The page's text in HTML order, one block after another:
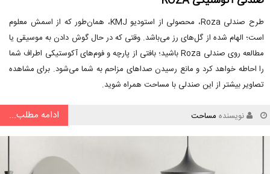
طرح صندلی Roza، محصولی از استودیو KMJ، همان‌طور که از اسمش معلوم
است؛ الهام شده از گل‌های رز می‌باشد. وقتی که در حال گوش دادن به موسیقی یا
مطالعه روی صندلی Roza باشید؛ بافتی از پارچه و فوم‌های آکوستیکی اطراف شما
را احاطه خواهد کرد و مانع رسیدن صداهای مزاحم به شما می‌شود. برای مشاهده
تصاویر بیشتر از این صندلی با مساحت همراه شوید.
نویسنده مساحت ادامه مطلب...